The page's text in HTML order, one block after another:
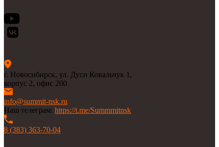
г. Новосибирск, ул. Дуси Ковальчук 1,
корпус 2, офис 200
info@summit-nsk.ru
Наш телеграм: https://t.me/Summmitnsk
8 (383) 363-70-04